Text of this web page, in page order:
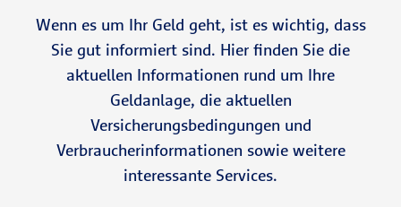
Wenn es um Ihr Geld geht, ist es wichtig, dass
Sie gut informiert sind. Hier finden Sie die
aktuellen Informationen rund um Ihre
Geldanlage, die aktuellen
Versicherungsbedingungen und
Verbraucherinformationen sowie weitere
interessante Services.